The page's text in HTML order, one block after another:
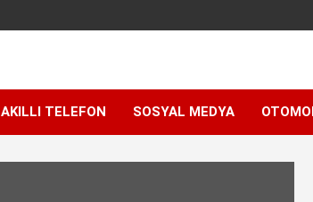
AKILLI TELEFON SOSYAL MEDYA